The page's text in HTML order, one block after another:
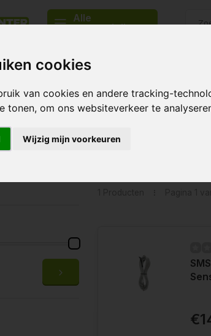
cookies
van cookies en andere tracking-
tonen, om ons websiteverkeer te
Wijzig mijn voorkeuren
Alle
categorieën
Levering in heel Europa 14 Dagen
Producten